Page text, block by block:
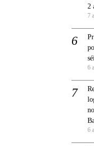
2
7
6
6